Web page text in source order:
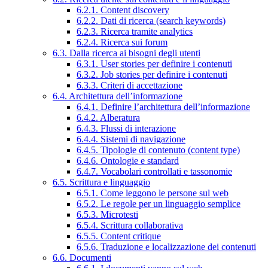
6.2.1. Content discovery
6.2.2. Dati di ricerca (search keywords)
6.2.3. Ricerca tramite analytics
6.2.4. Ricerca sui forum
6.3. Dalla ricerca ai bisogni degli utenti
6.3.1. User stories per definire i contenuti
6.3.2. Job stories per definire i contenuti
6.3.3. Criteri di accettazione
6.4. Architettura dell’informazione
6.4.1. Definire l’architettura dell’informazione
6.4.2. Alberatura
6.4.3. Flussi di interazione
6.4.4. Sistemi di navigazione
6.4.5. Tipologie di contenuto (content type)
6.4.6. Ontologie e standard
6.4.7. Vocabolari controllati e tassonomie
6.5. Scrittura e linguaggio
6.5.1. Come leggono le persone sul web
6.5.2. Le regole per un linguaggio semplice
6.5.3. Microtesti
6.5.4. Scrittura collaborativa
6.5.5. Content critique
6.5.6. Traduzione e localizzazione dei contenuti
6.6. Documenti